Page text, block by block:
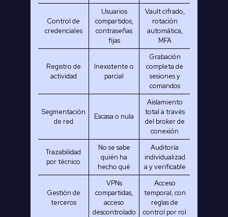
Control de
credenciales
Usuarios
compartidos,
contraseñas
fijas
Vault cifrado,
rotación
automática,
MFA
Registro de
actividad
Inexistente o
parcial
Grabación
completa de
sesiones y
comandos
Segmentación
de red
Escasa o nula
Aislamiento
total a través
del broker de
conexión
Trazabilidad
por técnico
No se sabe
quién ha
hecho qué
Auditoría
individualizad
a y verificable
Gestión de
terceros
VPNs
compartidas,
acceso
descontrolado
Acceso
temporal, con
reglas de
control por rol